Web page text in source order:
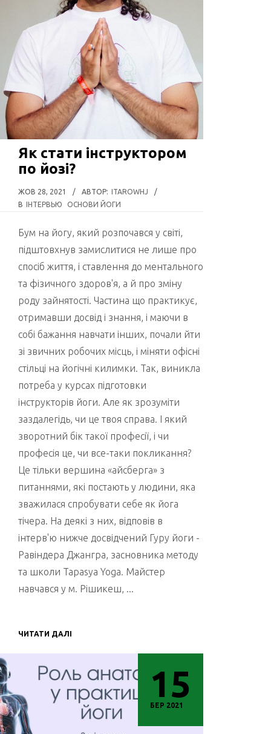
Як стати інструктором
по йозі?
ЖОВ 28, 2021 / АВТОР: ITAROWHJ
/
В ІНТЕРВЬЮ ОСНОВИ ЙОГИ
Бум на йогу, який розпочався у світі,
підштовхнув замислитися не лише про
спосіб життя, і ставлення до ментального
та фізичного здоров'я, а й про зміну
роду зайнятості. Частина що практикує,
отримавши досвід і знання, і маючи в
собі бажання навчати інших, почали йти
зі звичних робочих місць, і міняти офісні
стільці на йогічні килимки. Так, виникла
потреба у курсах підготовки
інструкторів йоги. Але як зрозуміти
заздалегідь, чи це твоя справа. І який
зворотний бік такої професії, і чи
професія це, чи все-таки покликання?
Це тільки вершина «айсберга» з
питаннями, які постають у людини, яка
зважилася спробувати себе як йога
тічера. На деякі з них, відповів в
інтерв'ю нижче досвідчений Гуру йоги -
Равіндера Джангра, засновника методу
та школи Tapasya Yoga. Майстер
навчався у м. Рішикеш, ...
ЧИТАТИ ДАЛІ
15
БЕР 2021